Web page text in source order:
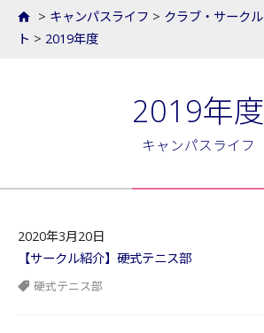
> キャンパスライフ > クラブ・サークル
ト > 2019年度
2019年度
キャンパスライフ
2020年3月20日
【サークル紹介】硬式テニス部
硬式テニス部